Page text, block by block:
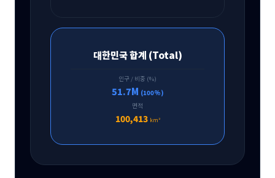
대한민국 합계 (Total)
인구 / 비중 (%)
51.7M (100%)
면적
100,413 km²